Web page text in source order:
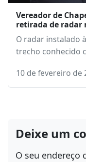
Vereador de
retirada de radar
O radar instalado
10 de fevereiro de